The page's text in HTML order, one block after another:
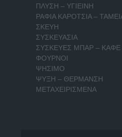
ΠΛΥΣΗ – ΥΓΙΕΙΝΗ
ΡΑΦΙΑ ΚΑΡΟΤΣΙΑ –
ΣΚΕΥΗ
ΣΥΣΚΕΥΑΣΙΑ
ΣΥΣΚΕΥΕΣ ΜΠΑΡ – ΚΑΦΕ
ΦΟΥΡΝΟΙ
ΨΗΣΙΜΟ
ΨΥΞΗ – ΘΕΡΜΑΝΣΗ
ΜΕΤΑΧΕΙΡΙΣΜΕΝΑ